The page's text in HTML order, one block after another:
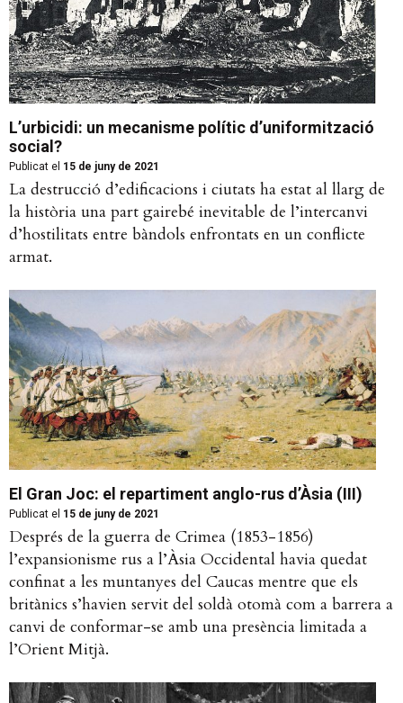
L’urbicidi: un mecanisme polític d’uniformització
social?
Publicat el 15 de juny de 2021
La destrucció d’edificacions i ciutats ha estat al llarg de
la història una part gairebé inevitable de l’intercanvi
d’hostilitats entre bàndols enfrontats en un conflicte
armat.
El Gran Joc: el repartiment anglo-rus d’Àsia (III)
Publicat el 15 de juny de 2021
Després de la guerra de Crimea (1853-1856)
l’expansionisme rus a l’Àsia Occidental havia quedat
confinat a les muntanyes del Caucas mentre que els
britànics s’havien servit del soldà otomà com a barrera a
canvi de conformar-se amb una presència limitada a
l’Orient Mitjà.